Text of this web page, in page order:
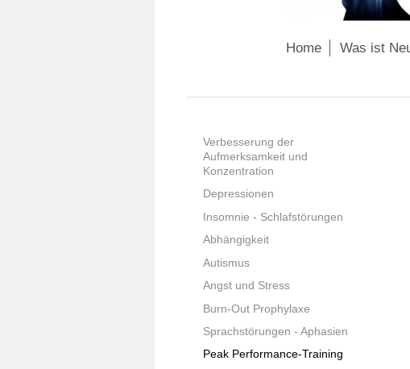
Home Was ist
Verbesserung der
Aufmerksamkeit und
Konzentration
Depressionen
Insomnie - Schlafstörungen
Abhängigkeit
Autismus
Angst und Stress
Burn-Out Prophylaxe
Sprachstörungen - Aphasien
Peak Performance-Training